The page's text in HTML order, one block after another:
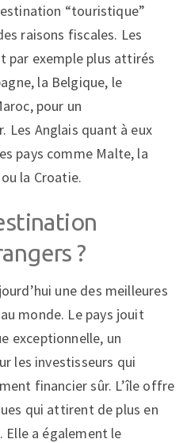
“touristique”
raisons fiscales. Les
par exemple plus attirés
la Belgique, le
pour un
Les Anglais quant à eux
pays comme Malte, la
la Croatie.
?
une des meilleures
monde. Le pays jouit
exceptionnelle, un
les investisseurs qui
financier sûr. L’île offre
qui attirent de plus en
Elle a également le